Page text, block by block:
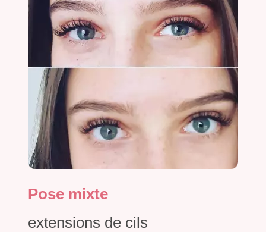
Pose mixte
extensions de cils